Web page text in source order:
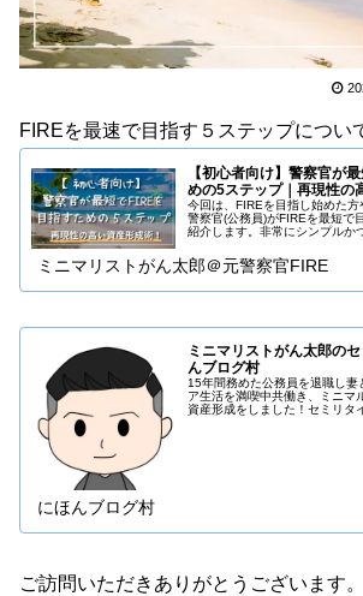
FIREを最速で目指す５ステップについ
【初心者向け】警察官が
めの5ステップ｜再現性の
今回は、FIREを目指し始めた
警察官(公務員)がFIREを最短で
紹介します。非常にシンプルか
ていただきたいと思いま…
ミニマリストがん太郎＠元警察官FIRE
ミニマリストがん太郎の
んブログ村
15年間務めた公務員を退職し妻
ア生活を満喫中共働き、ミニマ
資産形成をしました！セミリタ
にほんブログ村
ご訪問いただきありがとうございます。